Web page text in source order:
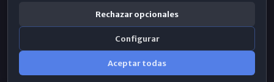
Rechazar opcionales
Configurar
Aceptar todas